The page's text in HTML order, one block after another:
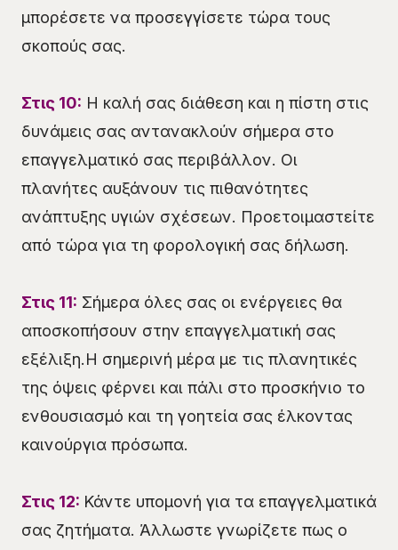
μπορέσετε να προσεγγίσετε τώρα τους
σκοπούς σας.
Στις 10: Η καλή σας διάθεση και η πίστη στις
δυνάμεις σας αντανακλούν σήμερα στο
επαγγελματικό σας περιβάλλον. Οι
πλανήτες αυξάνουν τις πιθανότητες
ανάπτυξης υγιών σχέσεων. Προετοιμαστείτε
από τώρα για τη φορολογική σας δήλωση.
Στις 11: Σήμερα όλες σας οι ενέργειες θα
αποσκοπήσουν στην επαγγελματική σας
εξέλιξη.Η σημερινή μέρα με τις πλανητικές
της όψεις φέρνει και πάλι στο προσκήνιο το
ενθουσιασμό και τη γοητεία σας έλκοντας
καινούργια πρόσωπα.
Στις 12: Κάντε υπομονή για τα επαγγελματικά
σας ζητήματα. Άλλωστε γνωρίζετε πως ο